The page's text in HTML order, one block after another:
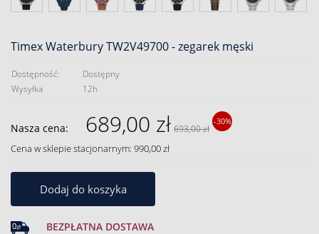
Timex Waterbury TW2V49700 - zegarek męski
Dostępność:
Dostępny
Wysyłka
12h
Nasza cena: 689,00 zł 693,00 zł
-30%
Cena w sklepie stacjonarnym: 990,00 zł
Dodaj do koszyka
BEZPŁATNA DOSTAWA